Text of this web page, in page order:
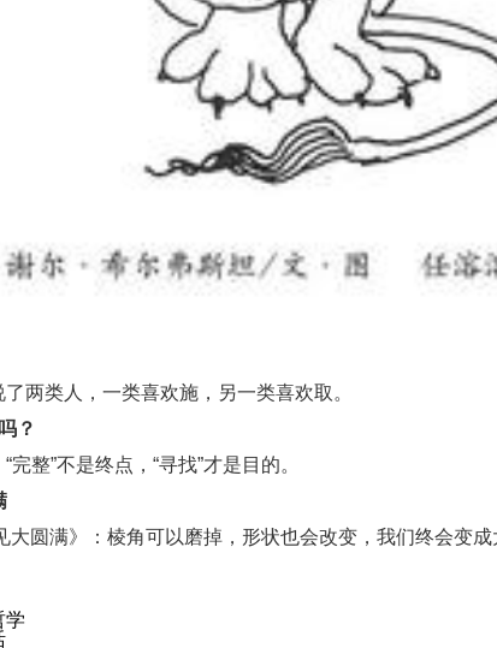
两类人，一类喜欢施，另一类喜欢取。
？
整”不是终点，“寻找”才是目的。
圆满》：棱角可以磨掉，形状也会改变，我们终会变成
学